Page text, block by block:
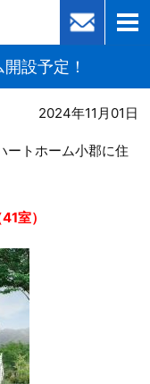
設予定！
2024年11月01日
ートホーム小郡に住
室）